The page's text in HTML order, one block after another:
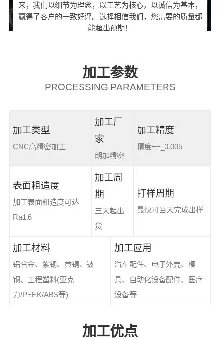
来，我们以细节为理念，以工艺为核心，以诚信为基本，
赢得了客户的一致好评。选择相信我们，您需要的质量都
能超出预期！
加工参数
PROCESSING PARAMETERS
加工类型
CNC高精密加工
加工厂
家
朗加精密
加工精度
精度+¬_0.005
表面粗造度
加工表面粗造度可达
Ra1.6
加工周
期
三天起出
货
打样周期
最快可当天完成出样
加工材料
铝合金、紫铜、黄铜、铍
铜、工程塑料(亚克
力/PEEK/ABS等)
加工应用
汽车配件、电子外壳、模
具、自动化设备配件、医疗
设备等
加工优点